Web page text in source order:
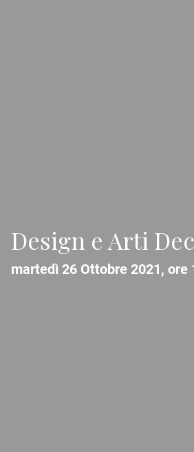
Design e Arti
martedì 26 Ottobre 2021, ore